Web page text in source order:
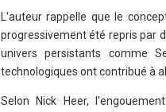
L'auteur rappelle que le
progressivement été repris par
univers persistants comme
technologiques ont contribué à
Selon Nick Heer,